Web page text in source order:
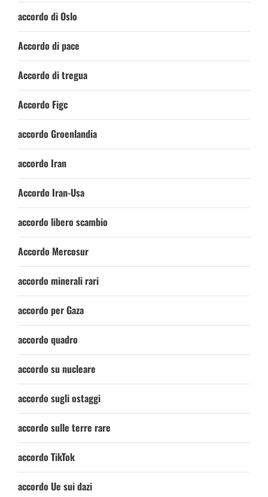
accordo di Oslo
Accordo di pace
Accordo di tregua
Accordo Figc
accordo Groenlandia
accordo Iran
Accordo Iran-Usa
accordo libero scambio
Accordo Mercosur
accordo minerali rari
accordo per Gaza
accordo quadro
accordo su nucleare
accordo sugli ostaggi
accordo sulle terre rare
accordo TikTok
accordo Ue sui dazi